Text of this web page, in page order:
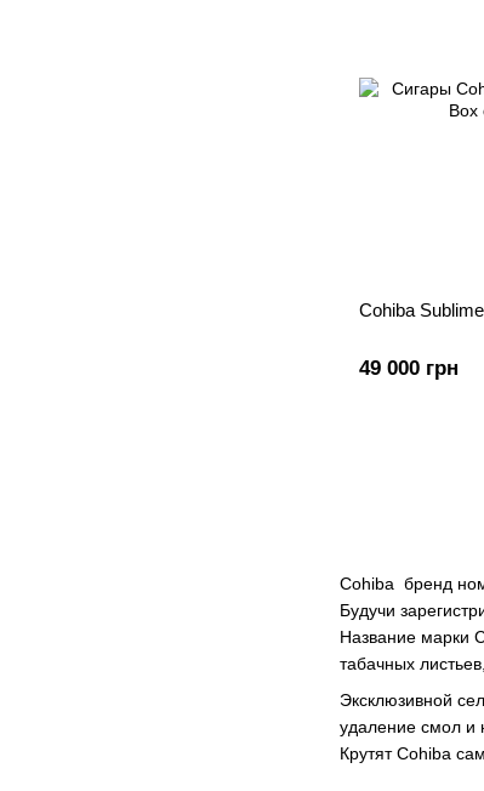
Cohiba бренд
Будучи
Название марки
табачных
Эксклюзивной
удаление смол и
Крутят Cohiba
Cohiba
49 000 грн